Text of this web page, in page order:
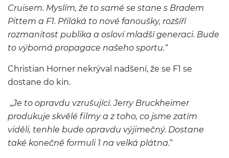
Cruisem. Myslím, že to samé se stane s Bradem
Pittem a F1. Přiláká to nové fanoušky, rozšíří
rozmanitost publika a osloví mladší generaci. Bude
to výborná propagace našeho sportu.“
Christian Horner nekrýval nadšení, že se F1 se
dostane do kin.
„Je to opravdu vzrušující. Jerry Bruckheimer
produkuje skvělé filmy a z toho, co jsme zatím
viděli, tenhle bude opravdu výjimečný. Dostane
také konečně formuli 1 na velká plátna.“